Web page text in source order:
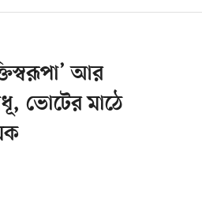
আর
ভোটের মাঠে